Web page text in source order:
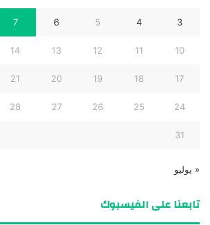
3
4
5
6
7
10
11
12
13
14
17
18
19
20
21
24
25
26
27
28
31
« يوليو
تابعنا على الفيسبوك